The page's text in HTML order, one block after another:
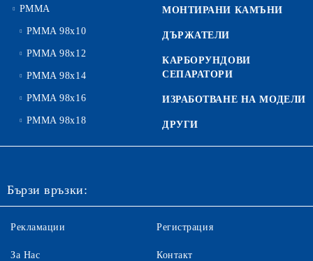
PMMA
PMMA 98x10
PMMA 98x12
PMMA 98x14
PMMA 98x16
PMMA 98x18
МОНТИРАНИ КАМЪНИ
ДЪРЖАТЕЛИ
КАРБОРУНДОВИ
СЕПАРАТОРИ
ИЗРАБОТВАНЕ НА МОДЕЛИ
ДРУГИ
Бързи връзки:
Рекламации
За Нас
Регистрация
Контакт